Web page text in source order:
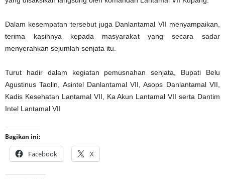
Dalam kesempatan tersebut juga Danlantamal VII menyampaikan,
terima kasihnya kepada masyarakat yang secara sadar
menyerahkan sejumlah senjata itu.
Turut hadir dalam kegiatan pemusnahan senjata, Bupati Belu
Agustinus Taolin, Asintel Danlantamal VII, Asops Danlantamal VII,
Kadis Kesehatan Lantamal VII, Ka Akun Lantamal VII serta Dantim
Intel Lantamal VII
Bagikan ini:
Facebook X